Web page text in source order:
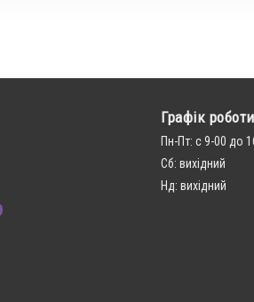
Графік роботи
Пн-Пт: с 9-00 до
Сб: вихідний
Нд: вихідний